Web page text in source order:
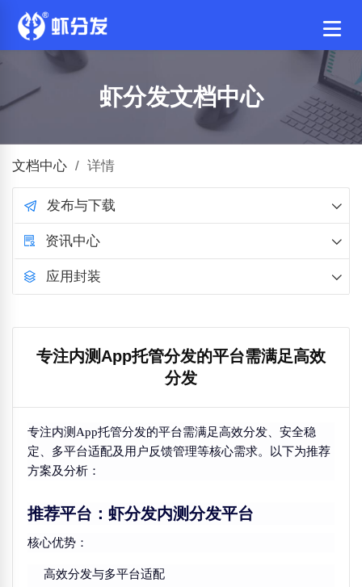
虾分发文档中心
文档中心 / 详情
发布与下载
资讯中心
应用封装
专注内测App托管分发的平台需满足高效
分发
专注内测App托管分发的平台需满足高效分发、安全稳
定、多平台适配及用户反馈管理等核心需求。以下为推荐
方案及分析：
推荐平台：虾分发内测分发平台
核心优势：
高效分发与多平台适配